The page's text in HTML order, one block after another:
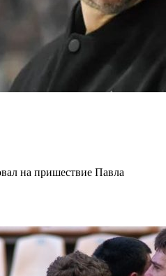
на пришествие Павла